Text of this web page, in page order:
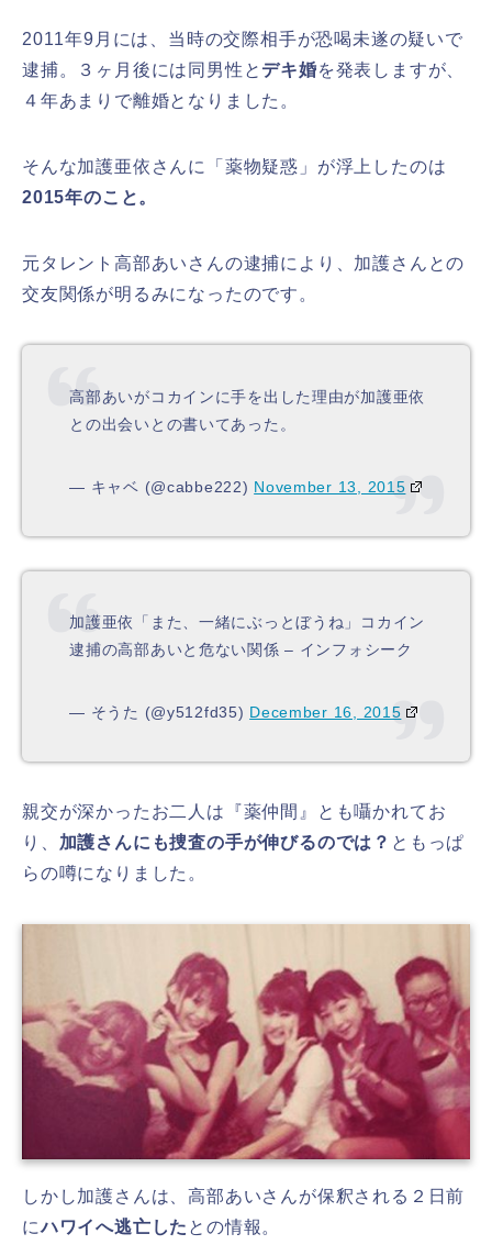
2011年9月には、当時の交際相手が恐喝未遂の疑いで
逮捕。３ヶ月後には同男性と デキ婚を発表しますが、
４年あまりで離婚となりました。
そんな加護亜依さんに「薬物疑惑」が浮上したのは
2015年のこと。
元タレント高部あいさんの逮捕により、加護さんとの
交友関係が明るみになったのです。
高部あいがコカインに手を出した理由が加護亜依
との出会いとの書いてあった。
— キャベ (@cabbe222) November 13, 2015
加護亜依「また、一緒にぶっとぼうね」コカイン
逮捕の高部あいと危ない関係 – インフォシーク
— そうた (@y512fd35) December 16, 2015
親交が深かったお二人は『薬仲間』とも囁かれてお
り、 加護さんにも捜査の手が伸びるのでは？ ともっぱ
らの噂になりました。
しかし加護さんは、高部あいさんが保釈される２日前
にハワイへ逃亡した との情報。